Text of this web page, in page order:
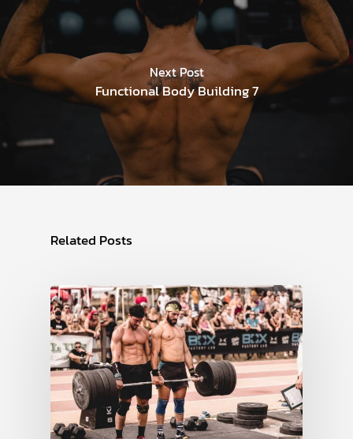
Next Post
Functional Body Building 7
Related Posts